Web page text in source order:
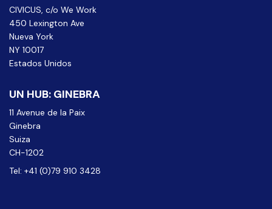
CIVICUS, c/o We Work
450 Lexington Ave
Nueva York
NY 10017
Estados Unidos
UN HUB: GINEBRA
11 Avenue de la Paix
Ginebra
Suiza
CH-1202
Tel: +41 (0)79 910 3428